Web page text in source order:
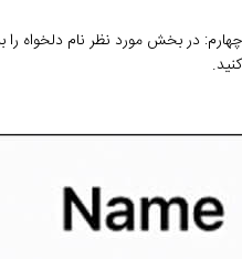
چهارم: در بخش مورد نظر نام دلخواه را
کنید.